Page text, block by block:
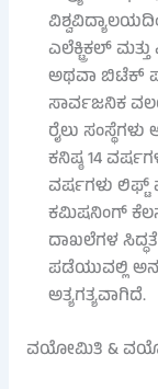
ಎಲೆಕ್ಟ್ರಿಕಲ್
ಅಥವಾ ಬಿಟೆಕ್
ಸಾರ್ವಜನಿಕ
ರೈಲು
ಕನಿಷ್ಠ 14
ವರ್ಷಗಳು ಲಿಫ್ಟ್
ಕಮಿಷನಿಂಗ್
ದಾಖಲೆಗಳ
ಪಡೆಯುವಲ್ಲಿ
ಅತ್ಯಗತ್ಯವಾಗಿದೆ.
ವಯೋಮಿತಿ &